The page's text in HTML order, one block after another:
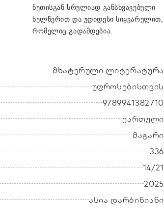
ნეთისგან სრულიად განსხვავებული
ხელწერით და უდიდესი სიყვარულით,
რომელიც გადამდებია.
მხატვრული ლიტერატურა
უფროსებისთვის
9789941382710
ქართული
მაგარი
336
14/21
2025
ასია დარბინიანი